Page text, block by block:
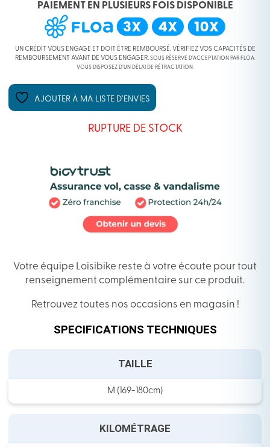
PAIEMENT EN PLUSIEURS FOIS DISPONIBLE
UN CRÉDIT VOUS ENGAGE ET DOIT ÊTRE REMBOURSÉ. VÉRIFIEZ VOS CAPACITÉS DE
REMBOURSEMENT AVANT DE VOUS ENGAGER. SOUS RÉSERVE D’ACCEPTATION PAR FLOA.
VOUS DISPOSEZ D’UN DÉLAI DE RÉTRACTATION.
AJOUTER À MA LISTE D’ENVIES
RUPTURE DE STOCK
Votre équipe Loisibike reste à votre écoute pour tout
renseignement complémentaire sur ce produit.
Retrouvez toutes nos occasions en magasin !
SPECIFICATIONS TECHNIQUES
TAILLE
M (169-180cm)
KILOMÉTRAGE